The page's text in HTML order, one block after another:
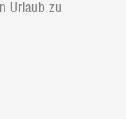
Urlaub zu